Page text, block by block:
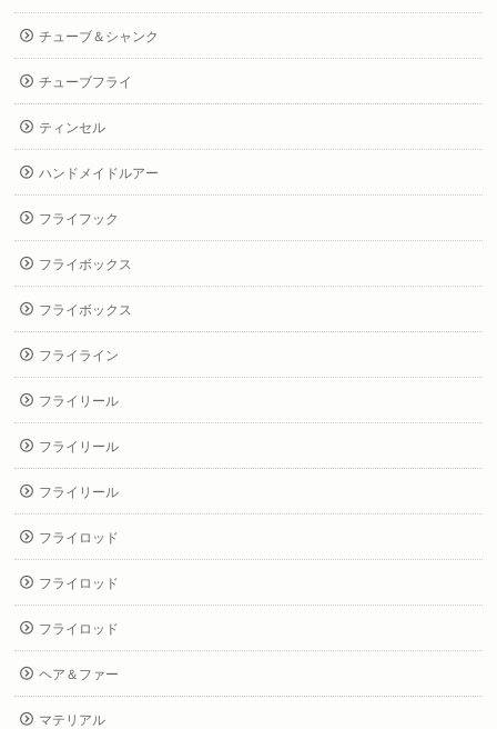
チューブ＆シャンク
チューブフライ
ティンセル
ハンドメイドルアー
フライフック
フライボックス
フライボックス
フライライン
フライリール
フライリール
フライリール
フライロッド
フライロッド
フライロッド
ヘア＆ファー
マテリアル